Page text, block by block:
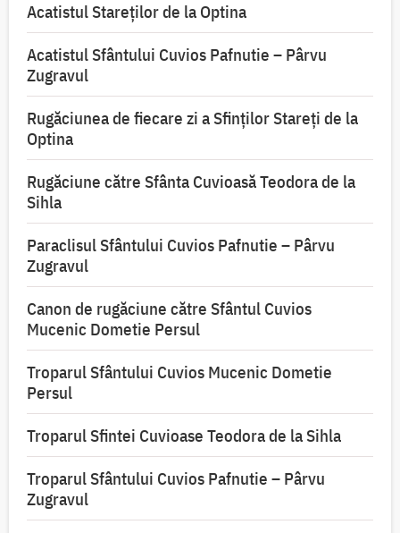
Acatistul Stareţilor de la Optina
Acatistul Sfântului Cuvios Pafnutie – Pârvu
Zugravul
Rugăciunea de fiecare zi a Sfinților Stareți de la
Optina
Rugăciune către Sfânta Cuvioasă Teodora de la
Sihla
Paraclisul Sfântului Cuvios Pafnutie – Pârvu
Zugravul
Canon de rugăciune către Sfântul Cuvios
Mucenic Dometie Persul
Troparul Sfântului Cuvios Mucenic Dometie
Persul
Troparul Sfintei Cuvioase Teodora de la Sihla
Troparul Sfântului Cuvios Pafnutie – Pârvu
Zugravul